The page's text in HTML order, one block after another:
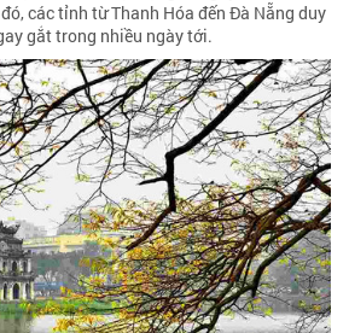
các tỉnh từ Thanh Hóa đến Đà Nẵng duy
gắt trong nhiều ngày tới.